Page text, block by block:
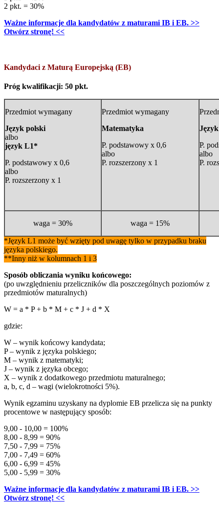
2 pkt. = 30%
Ważne informacje dla kandydatów z maturami IB i EB. >>
Otwórz stronę! <<
Kandydaci z Maturą Europejską (EB)
Próg kwalifikacji: 50 pkt.
Przedmiot wymagany
Język polski
albo
język L1*
P. podstawowy x 0,6
albo
P. rozszerzony x 1
Przedmiot wymagany
Matematyka
P. podstawowy x 0,6
albo
P. rozszerzony x 1
P.
albo
P.
waga = 30% waga = 15%
*Język L1 może być wzięty pod uwagę tylko w przypadku braku
języka polskiego.
**Inny niż w kolumnach 1 i 3
Sposób obliczania wyniku końcowego:
(po uwzględnieniu przeliczników dla poszczególnych poziomów z
przedmiotów maturalnych)
W = a * P + b * M + c * J + d * X
gdzie:
W – wynik końcowy kandydata;
P – wynik z języka polskiego;
M – wynik z matematyki;
J – wynik z języka obcego;
X – wynik z dodatkowego przedmiotu maturalnego;
a, b, c, d – wagi (wielokrotności 5%).
Wynik egzaminu uzyskany na dyplomie EB przelicza się na punkty
procentowe w następujący sposób:
9,00 - 10,00 = 100%
8,00 - 8,99 = 90%
7,50 - 7,99 = 75%
7,00 - 7,49 = 60%
6,00 - 6,99 = 45%
5,00 - 5,99 = 30%
Ważne informacje dla kandydatów z maturami IB i EB. >>
Otwórz stronę! <<